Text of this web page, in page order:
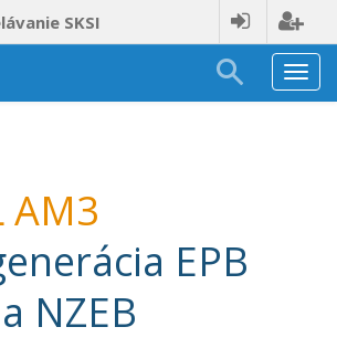
SKSI
Nav
AM3
EPB
NZEB